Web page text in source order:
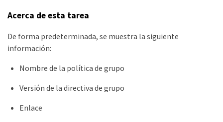
Acerca de esta tarea
De forma predeterminada, se muestra la siguiente
información:
Nombre de la política de grupo
Versión de la directiva de grupo
Enlace